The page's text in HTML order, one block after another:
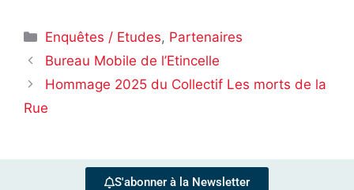
Enquêtes / Etudes, Partenaires
Bureau Mobile de l’Etincelle
Hommage 2025 du Collectif Les morts de la
Rue
S'abonner à la Newsletter